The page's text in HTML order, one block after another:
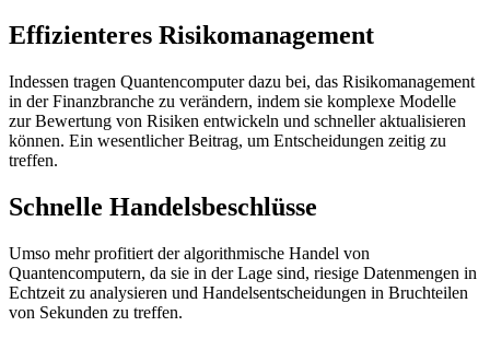
Effizienteres Risikomanagement
Indessen tragen Quantencomputer dazu bei, das Risikomanagement
in der Finanzbranche zu verändern, indem sie komplexe Modelle
zur Bewertung von Risiken entwickeln und schneller aktualisieren
können. Ein wesentlicher Beitrag, um Entscheidungen zeitig zu
treffen.
Schnelle Handelsbeschlüsse
Umso mehr profitiert der algorithmische Handel von
Quantencomputern, da sie in der Lage sind, riesige Datenmengen in
Echtzeit zu analysieren und Handelsentscheidungen in Bruchteilen
von Sekunden zu treffen.